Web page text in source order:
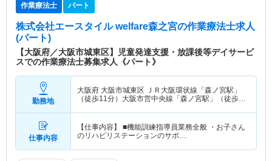
作業療法士 パート
株式会社エースタイル welfare森之宮の作業療法士求人
(パート)
【大阪府／大阪市城東区】児童発達支援・放課後等デイサービ
スでの作業療法士募集求人《パート》
勤務地
大阪府 大阪市城東区 ＪＲ大阪環状線「森ノ宮駅」
（徒歩11分）大阪市営中央線「森ノ宮駅」（徒歩
仕事内容
【仕事内容】 ■機能訓練指導員業務全般 ・お子さん
のリハビリステーションのサポ…